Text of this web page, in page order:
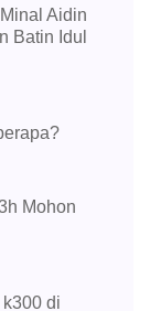
Aidin
Batin Idul
Mohon
di